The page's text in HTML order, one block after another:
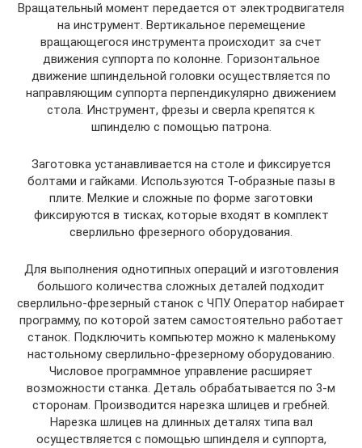
Вращательный момент передается от электродвигателя
на инструмент. Вертикальное перемещение
вращающегося инструмента происходит за счет
движения суппорта по колонне. Горизонтальное
движение шпиндельной головки осуществляется по
направляющим суппорта перпендикулярно движением
стола. Инструмент, фрезы и сверла крепятся к
шпинделю с помощью патрона.
Заготовка устанавливается на столе и фиксируется
болтами и гайками. Используются Т-образные пазы в
плите. Мелкие и сложные по форме заготовки
фиксируются в тисках, которые входят в комплект
сверлильно фрезерного оборудования.
Для выполнения однотипных операций и изготовления
большого количества сложных деталей подходит
сверлильно-фрезерный станок с ЧПУ. Оператор набирает
программу, по которой затем самостоятельно работает
станок. Подключить компьютер можно к маленькому
настольному сверлильно-фрезерному оборудованию.
Числовое программное управление расширяет
возможности станка. Деталь обрабатывается по 3-м
сторонам. Производится нарезка шлицев и гребней.
Нарезка шлицев на длинных деталях типа вал
осуществляется с помощью шпинделя и суппорта,